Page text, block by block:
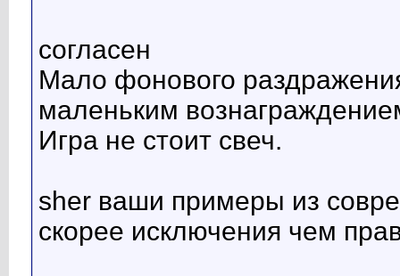
согласен
Мало фонового
маленьким
Игра не стоит свеч.
sher ваши примеры из
скорее исключения чем